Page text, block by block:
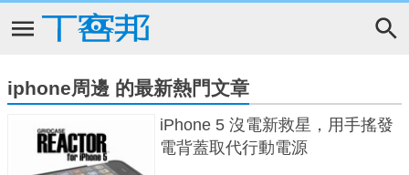
iphone周邊 的最新熱門文章
iPhone 5 沒電新救星，用手搖發
電背蓋取代行動電源